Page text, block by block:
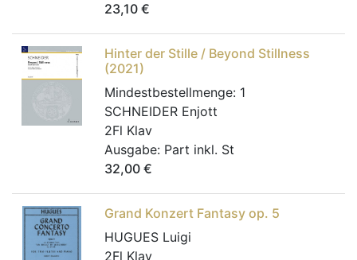
23,10 €
Hinter der Stille / Beyond Stillness
(2021)
Mindestbestellmenge: 1
SCHNEIDER Enjott
2Fl Klav
Ausgabe: Part inkl. St
32,00 €
Grand Konzert Fantasy op. 5
HUGUES Luigi
2Fl Klav